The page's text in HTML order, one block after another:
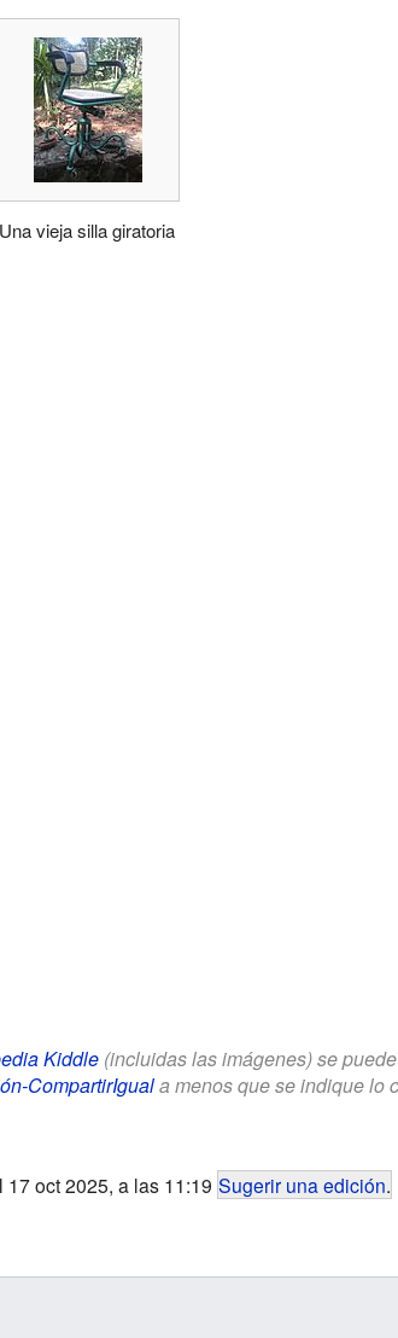
Una vieja silla giratoria
Kiddle(incluidas las imágenes) se
CompartirIguala menos que se indique lo
oct 2025, a las 11:19 Sugerir una edición.